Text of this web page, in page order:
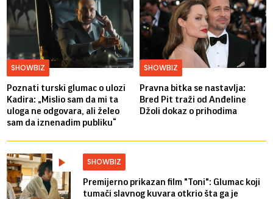
SHOWBIZ
Poznati turski glumac o ulozi
Kadira: „Mislio sam da mi ta
uloga ne odgovara, ali želeo
sam da iznenadim publiku“
SHOWBIZ
Pravna bitka se nastavlja:
Bred ​​Pit traži od Anđeline
Džoli dokaz o prihodima
SHOWBIZ
Premijerno prikazan film "Toni": Glumac koji
tumači slavnog kuvara otkrio šta ga je